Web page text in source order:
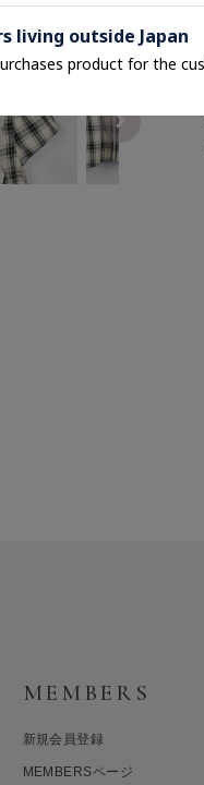
MEMBERS
新規会員登録
MEMBERSページ